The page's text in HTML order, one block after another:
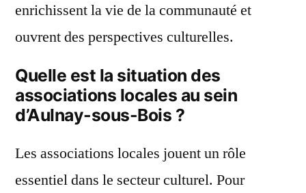
enrichissent la vie de la communauté et
ouvrent des perspectives culturelles.
Quelle est la situation des
associations locales au sein
d’Aulnay-sous-Bois ?
Les associations locales jouent un rôle
essentiel dans le secteur culturel. Pour